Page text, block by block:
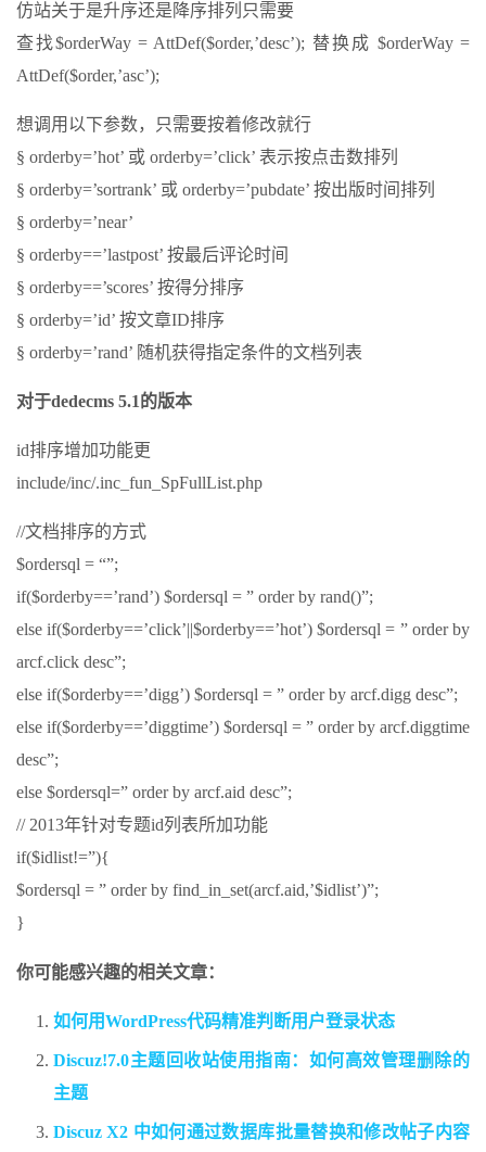
仿站关于是升序还是降序排列只需要
查找$orderWay = AttDef($order,’desc’); 替换成 $orderWay =
AttDef($order,’asc’);
想调用以下参数，只需要按着修改就行
§ orderby=’hot’ 或 orderby=’click’ 表示按点击数排列
§ orderby=’sortrank’ 或 orderby=’pubdate’ 按出版时间排列
§ orderby=’near’
§ orderby==’lastpost’ 按最后评论时间
§ orderby==’scores’ 按得分排序
§ orderby=’id’ 按文章ID排序
§ orderby=’rand’ 随机获得指定条件的文档列表
对于dedecms 5.1的版本
id排序增加功能更
include/inc/.inc_fun_SpFullList.php
//文档排序的方式
$ordersql = “”;
if($orderby==’rand’) $ordersql = ” order by rand()”;
else if($orderby==’click’||$orderby==’hot’) $ordersql = ” order by
arcf.click desc”;
else if($orderby==’digg’) $ordersql = ” order by arcf.digg desc”;
else if($orderby==’diggtime’) $ordersql = ” order by arcf.diggtime
desc”;
else $ordersql=” order by arcf.aid desc”;
// 2013年针对专题id列表所加功能
if($idlist!=”){
$ordersql = ” order by find_in_set(arcf.aid,’$idlist’)”;
}
你可能感兴趣的相关文章：
如何用WordPress代码精准判断用户登录状态
Discuz!7.0主题回收站使用指南：如何高效管理删除的
主题
Discuz X2 中如何通过数据库批量替换和修改帖子内容